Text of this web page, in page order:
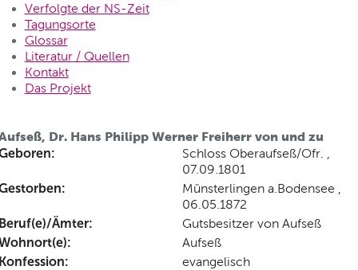
Verfolgte der NS-Zeit
Tagungsorte
Glossar
Literatur / Quellen
Kontakt
Das Projekt
Dr. Hans Philipp Werner Freiherr von und zu
Schloss Oberaufseß/Ofr. ,
07.09.1801
Münsterlingen a.Bodensee ,
06.05.1872
Ämter: Gutsbesitzer von Aufseß
Aufseß
evangelisch